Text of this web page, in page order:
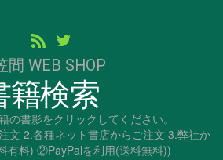
間 WEB SHOP
籍検索
の書影をクリックしてください。
文 2.各種ネット書店からご注文 3.弊社か
有料) ②PayPalを利用(送料無料))